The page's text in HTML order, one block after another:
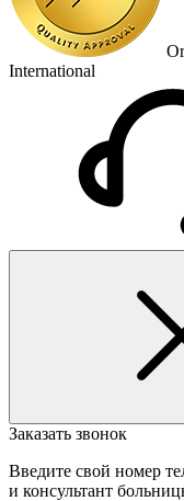
International
Заказать звонок
Введите свой номер
и консультант